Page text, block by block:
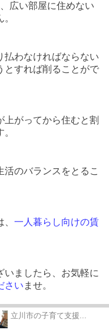
広い部屋に住めない
払わなければならない
とすれば削ることがで
がってから住むと割
のバランスをとるこ
一人暮らし向けの賃
いましたら、お気軽に
さい ませ。
立川市の子育て支援...